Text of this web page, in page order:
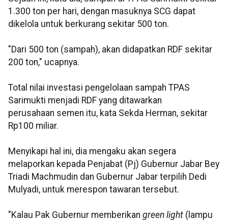
1.300 ton per hari, dengan masuknya SCG dapat
dikelola untuk berkurang sekitar 500 ton.
"Dari 500 ton (sampah), akan didapatkan RDF sekitar
200 ton," ucapnya.
Total nilai investasi pengelolaan sampah TPAS
Sarimukti menjadi RDF yang ditawarkan
perusahaan semen itu, kata Sekda Herman, sekitar
Rp100 miliar.
Menyikapi hal ini, dia mengaku akan segera
melaporkan kepada Penjabat (Pj) Gubernur Jabar Bey
Triadi Machmudin dan Gubernur Jabar terpilih Dedi
Mulyadi, untuk merespon tawaran tersebut.
"Kalau Pak Gubernur memberikan green light (lampu